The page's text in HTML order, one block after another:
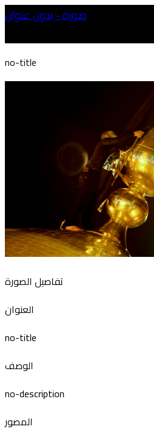
صورة - بدون عنوان
no-title
تفاصيل الصورة
العنوان
no-title
الوصف
no-description
المصور